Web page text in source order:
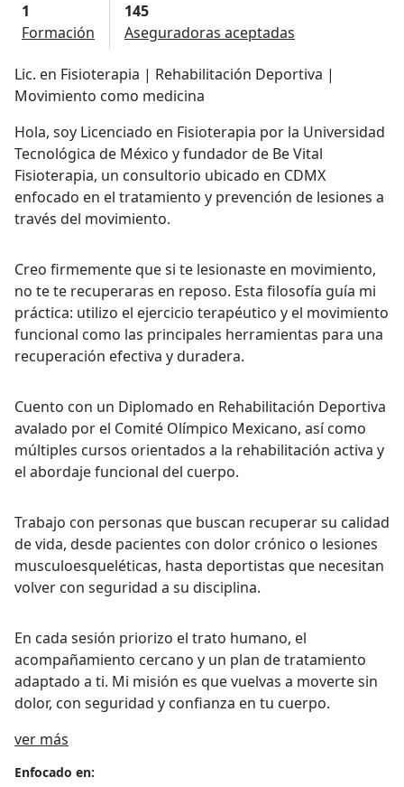
1
Formación
145
Aseguradoras aceptadas
Lic. en Fisioterapia | Rehabilitación Deportiva |
Movimiento como medicina
Hola, soy Licenciado en Fisioterapia por la Universidad
Tecnológica de México y fundador de Be Vital
Fisioterapia, un consultorio ubicado en CDMX
enfocado en el tratamiento y prevención de lesiones a
través del movimiento.
Creo firmemente que si te lesionaste en movimiento,
no te te recuperaras en reposo. Esta filosofía guía mi
práctica: utilizo el ejercicio terapéutico y el movimiento
funcional como las principales herramientas para una
recuperación efectiva y duradera.
Cuento con un Diplomado en Rehabilitación Deportiva
avalado por el Comité Olímpico Mexicano, así como
múltiples cursos orientados a la rehabilitación activa y
el abordaje funcional del cuerpo.
Trabajo con personas que buscan recuperar su calidad
de vida, desde pacientes con dolor crónico o lesiones
musculoesqueléticas, hasta deportistas que necesitan
volver con seguridad a su disciplina.
En cada sesión priorizo el trato humano, el
acompañamiento cercano y un plan de tratamiento
adaptado a ti. Mi misión es que vuelvas a moverte sin
dolor, con seguridad y confianza en tu cuerpo.
ver más
Enfocado en: